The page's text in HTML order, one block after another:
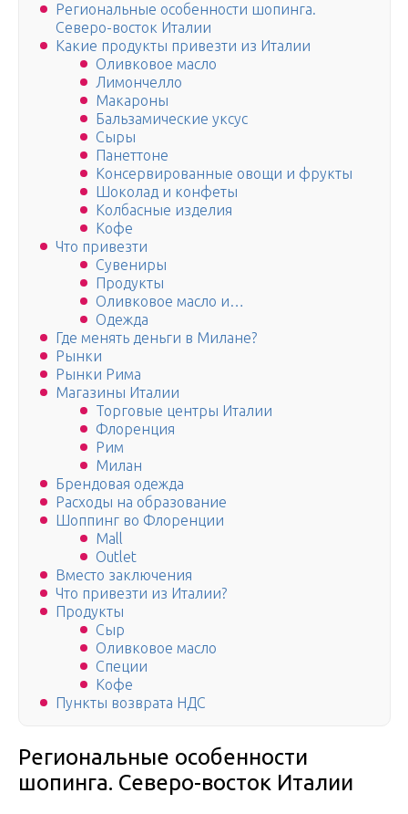
Региональные особенности шопинга.
Северо-восток Италии
Какие продукты привезти из Италии
Оливковое масло
Лимончелло
Макароны
Бальзамические уксус
Сыры
Панеттоне
Консервированные овощи и фрукты
Шоколад и конфеты
Колбасные изделия
Кофе
Что привезти
Сувениры
Продукты
Оливковое масло и…
Одежда
Где менять деньги в Милане?
Рынки
Рынки Рима
Магазины Италии
Торговые центры Италии
Флоренция
Рим
Милан
Брендовая одежда
Расходы на образование
Шоппинг во Флоренции
Mall
Outlet
Вместо заключения
Что привезти из Италии?
Продукты
Сыр
Оливковое масло
Специи
Кофе
Пункты возврата НДС
Региональные особенности
шопинга. Северо-восток Италии